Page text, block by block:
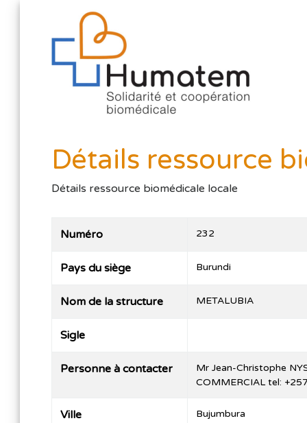
Détails ressource
Détails ressource biomédicale locale
Numéro 232
Pays du siège Burundi
Nom de la structure METALUBIA
Sigle
Personne à contacter
Mr Jean-Christophe
COMMERCIAL tel:
Ville Bujumbura